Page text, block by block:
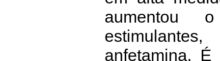
aumentou
anfetamina.